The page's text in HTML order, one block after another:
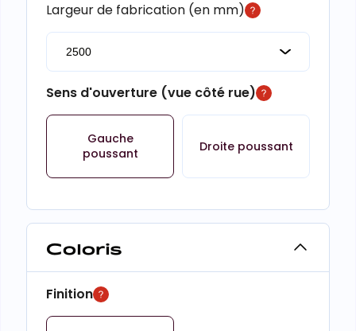
Largeur de fabrication (en mm)
Sens d'ouverture (vue côté rue)
Gauche
poussant
Droite poussant
Coloris
Finition